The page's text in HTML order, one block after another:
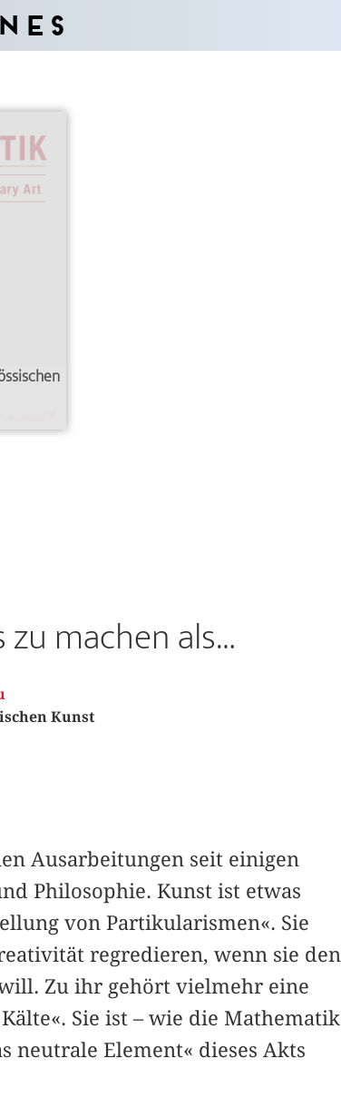
zu machen als…
Kunst
Ausarbeitungen seit einigen
Philosophie. Kunst ist etwas
von Partikularismen«. Sie
regredieren, wenn sie den
Zu ihr gehört vielmehr eine
Sie ist – wie die Mathematik
neutrale Element« dieses Akts